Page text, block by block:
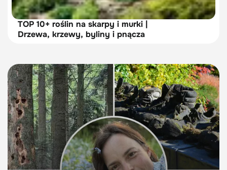
TOP 10+ roślin na skarpy i murki |
Drzewa, krzewy, byliny i pnącza